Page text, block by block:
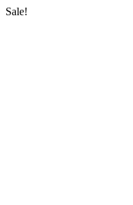
Sale!